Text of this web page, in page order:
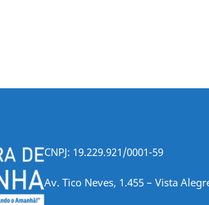
CNPJ: 19.229.921/0001-59
Av. Tico Neves, 1.455 – Vista